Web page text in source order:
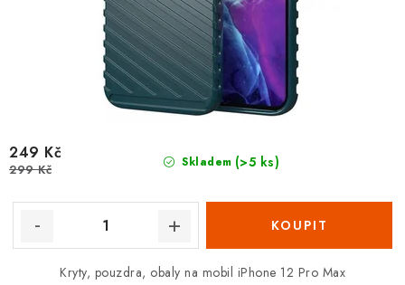
Skladem (>5 ks)
249 Kč
299 Kč
Kryty, pouzdra, obaly na mobil iPhone 12 Pro Max